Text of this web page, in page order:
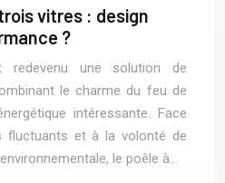
vitres : design
?
une solution de
le charme du feu de
intéressante. Face
fluctuants et à la volonté de
le poêle à…